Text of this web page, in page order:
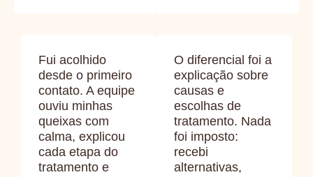
Fui acolhido
desde o primeiro
contato. A equipe
ouviu minhas
queixas com
calma, explicou
cada etapa do
tratamento e
O diferencial foi a
explicação sobre
causas e
escolhas de
tratamento. Nada
foi imposto:
recebi
alternativas,